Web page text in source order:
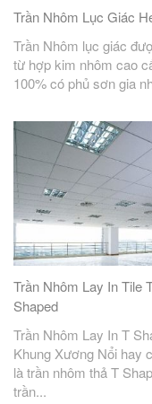
Trần Nhôm Lục Giác
Trần Nhôm lục giác
từ hợp kim nhôm cao
100% có phủ sơn gia
Trần Nhôm Lay In Tile
Shaped
Trần Nhôm Lay In T
Khung Xương Nổi hay
là trần nhôm thả T
trần...